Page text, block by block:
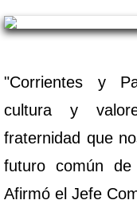
"Corrientes y
cultura y
fraternidad que
futuro común de
Afirmó el Jefe